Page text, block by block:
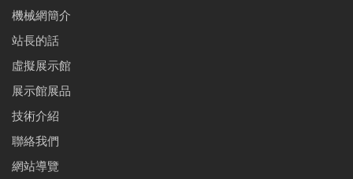
機械網簡介
站長的話
虛擬展示館
展示館展品
技術介紹
聯絡我們
網站導覽